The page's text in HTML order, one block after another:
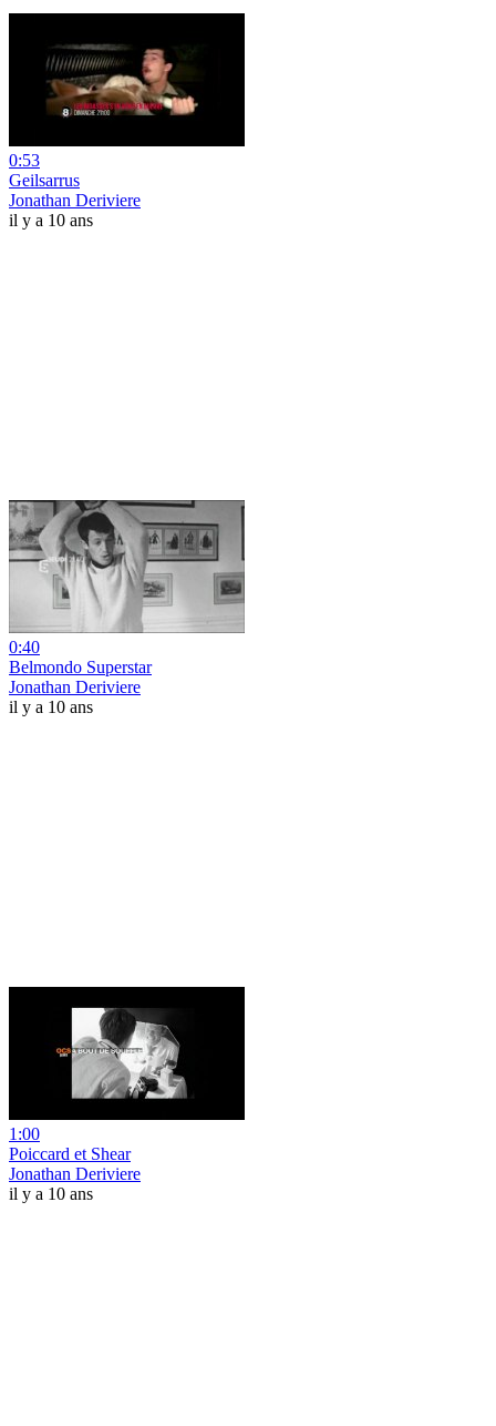
0:53
Geilsarrus
Jonathan Deriviere
il y a 10 ans
0:40
Belmondo Superstar
Jonathan Deriviere
il y a 10 ans
1:00
Poiccard et Shear
Jonathan Deriviere
il y a 10 ans